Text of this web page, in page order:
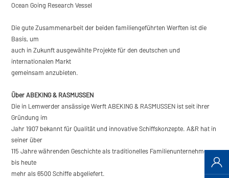
Ocean Going Research Vessel
Die gute Zusammenarbeit der beiden familiengeführten Werften ist die
Basis, um
auch in Zukunft ausgewählte Projekte für den deutschen und
internationalen Markt
gemeinsam anzubieten.
Über ABEKING & RASMUSSEN
Die in Lemwerder ansässige Werft ABEKING & RASMUSSEN ist seit ihrer
Gründung im
Jahr 1907 bekannt für Qualität und innovative Schiffskonzepte. A&R hat in
seiner über
115 Jahre währenden Geschichte als traditionelles Familienunternehmen
bis heute
mehr als 6500 Schiffe abgeliefert.